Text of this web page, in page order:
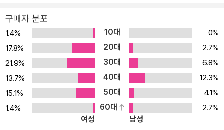
로 휘저으며 펼쳐진다. 불특정 다수의 인간들이 모여 두뇌를 연결하
는 아주 단순한 행위를 반복하는 이 폐쇄적인 공간에서, 존재감을 드
러내는 불쾌한 타인과 뇌 속을 침입하는 황당한 화면들이 반복해서
‘나’를 헤집는 가운데, 실체를 알 수 없는 정부의 프로젝트도 끝을 향
해 달려간다. 일상 속 무시무시한 공포와 뒤통수를 강타하는 듯 완벽
하게 전복되는 이야기의 힘은 정보라 작가의 가장 큰 무기다. 독자들
은 ‘나’가 피해자라고 생각하며 소설을 따라가다가, 순식간에 가해자
로 바뀐 뒤에도 쉽사리 이입된 감정에서 빠져나오지 못하고 끝내 묘
한 통쾌함과 상쾌함을 느끼며 혼란에 빠져든다. 소설을 읽는 동안 “불
구매자 분포
1.4% 10대
0%
17.8%
20대
2.7%
21.9%
30대
6.8%
13.7%
40대
12.3%
15.1%
50대
4.1%
1.4%
60대
2.7%
여성
남성